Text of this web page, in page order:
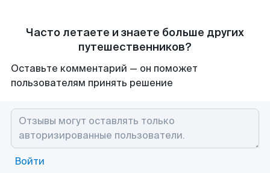
Часто летаете и знаете больше других
путешественников?
Оставьте комментарий — он поможет
пользователям принять решение
Войти